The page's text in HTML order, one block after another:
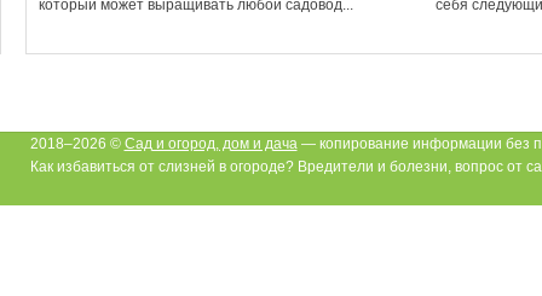
который может выращивать любой садовод... себя
2018–2026 © Сад и огород, дом и дача— копирование информации без
Как избавиться от слизней в огороде? Вредители и болезни, вопрос от